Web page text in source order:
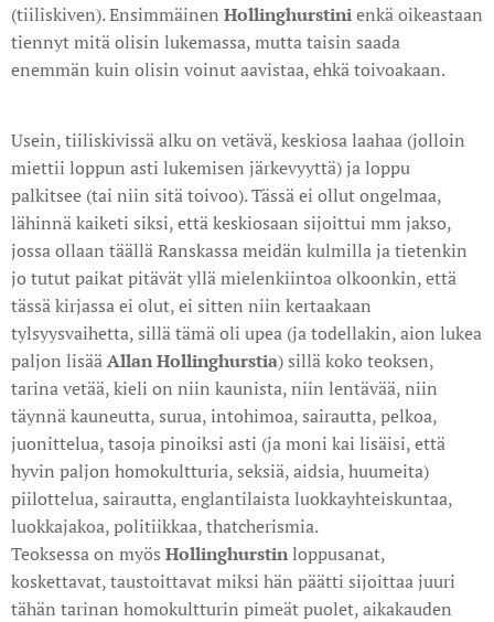
(tiiliskiven). Ensimmäinen Hollinghurstinienkä oikeastaan
tiennyt mitä olisin lukemassa, mutta taisin saada
enemmän kuin olisin voinut aavistaa, ehkä toivoakaan.
Usein, tiiliskivissä alku on vetävä, keskiosa laahaa (jolloin
miettii loppun asti lukemisen järkevyyttä) ja loppu
palkitsee (tai niin sitä toivoo). Tässä ei ollut ongelmaa,
lähinnä kaiketi siksi, että keskiosaan sijoittui mm jakso,
jossa ollaan täällä Ranskassa meidän kulmilla ja tietenkin
jo tutut paikat pitävät yllä mielenkiintoa olkoonkin, että
tässä kirjassa ei olut, ei sitten niin kertaakaan
tylsyysvaihetta, sillä tämä oli upea (ja todellakin, aion lukea
paljon lisääAllan Hollinghurstia) sillä koko teoksen,
tarina vetää, kieli on niin kaunista, niin lentävää, niin
täynnä kauneutta, surua, intohimoa, sairautta, pelkoa,
juonittelua, tasoja pinoiksi asti (ja moni kai lisäisi, että
hyvin paljon homokultturia, seksiä, aidsia, huumeita)
piilottelua, sairautta, englantilaista luokkayhteiskuntaa,
luokkajakoa, politiikkaa, thatcherismia.
Teoksessa on myös Hollinghurstinloppusanat,
koskettavat, taustoittavat miksi hän päätti sijoittaa juuri
tähän tarinan homokultturin pimeät puolet, aikakauden